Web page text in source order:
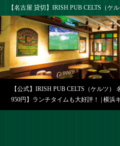
【名古屋 貸切】IRISH PUB CELTS（ケ
【公式】IRISH PUB CELTS（ケルツ）
950円】ランチタイムも大好評！ | 横浜